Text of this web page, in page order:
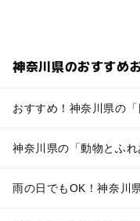
神奈川県のおすすめ
おすすめ！神奈川県の
神奈川県の「動物とふれ
雨の日でもOK！神奈川